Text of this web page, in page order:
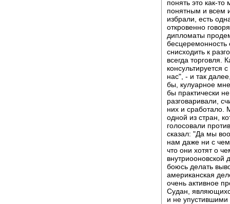
понять это как-
понятным и всем
избрали, есть
откровенно
дипломаты
бесцеремонность
снисходить к
всегда торговля.
консультируется
нас", - и так
бы, кулуарное
бы практически
разговаривали,
них и сработало.
одной из стран,
голосовали
сказал: "Да мы
нам даже ни с
что они хотят о
внутриооновской
боюсь делать
американская
очень активное
Судан,
и не упустившими